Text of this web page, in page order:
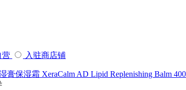
营 入驻商店铺